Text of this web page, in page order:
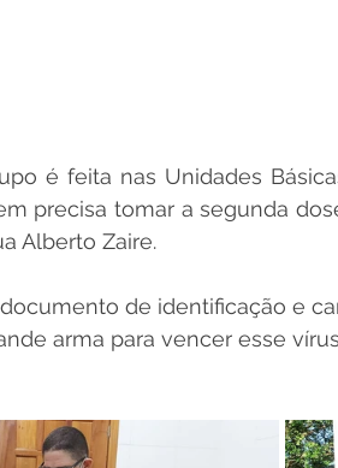
é feita nas Unidades
precisa tomar a segunda
Alberto Zaire.
de identificação e
arma para vencer esse